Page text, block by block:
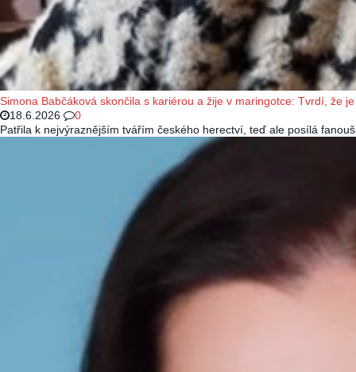
Simona Babčáková skončila s kariérou a žije v maringotce: Tvrdí, že
18.6.2026
0
Patřila k nejvýraznějším tvářím českého herectví, teď ale posílá